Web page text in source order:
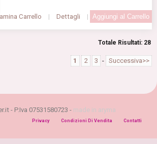
Carrello | Dettagli |
Totale Risultati: 28
1 2 3 - Successiva>>
- P.Iva 07531580723 - made in aryma
Privacy Condizioni Di Vendita Contatti